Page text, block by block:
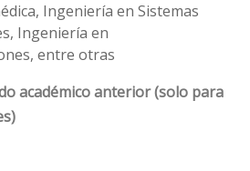
Ingeniería en Sistemas
Ingeniería en
entre otras
académico anterior (solo para